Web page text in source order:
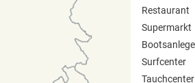
Restaurant
Supermarkt
Surfcenter
Tauchcenter